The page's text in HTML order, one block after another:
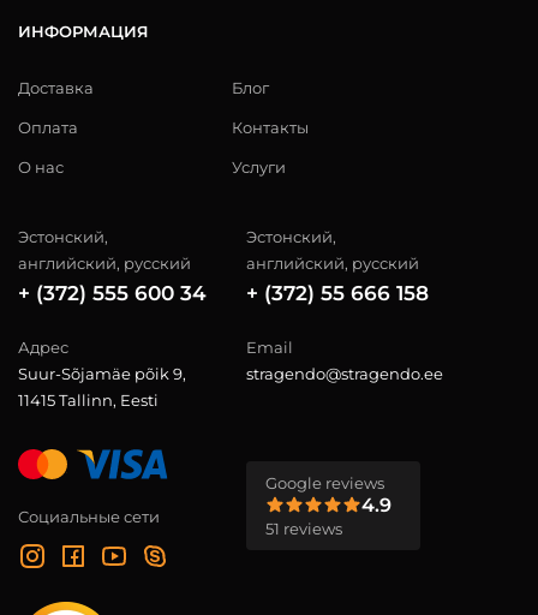
ИНФОРМАЦИЯ
Доставка
Оплата
О нас
Блог
Контакты
Услуги
Эстонский,
английский, русский
+ (372) 555 600 34
Эстонский,
английский, русский
+ (372) 55 666 158
Адрес
Suur-Sõjamäe põik 9,
11415 Tallinn, Eesti
Email
stragendo@stragendo.ee
Социальные сети
Google reviews
4.9
51 reviews